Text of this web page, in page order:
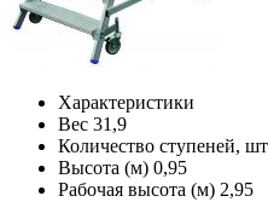
Характеристики
Вес 31,9
Количество ступеней, шт
Высота (м) 0,95
Рабочая высота (м) 2,95